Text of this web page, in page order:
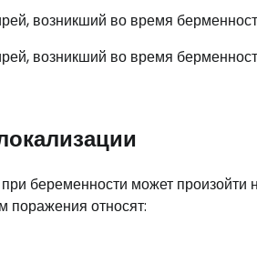
беременности может произойти
поражения относят: